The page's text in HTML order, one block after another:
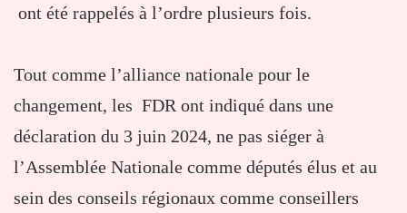
ont été rappelés à l’ordre plusieurs fois.
Tout comme l’alliance nationale pour le
changement, les FDR ont indiqué dans une
déclaration du 3 juin 2024, ne pas siéger à
l’Assemblée Nationale comme députés élus et au
sein des conseils régionaux comme conseillers